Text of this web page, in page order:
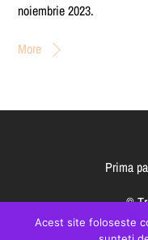
noiembrie 2023.
More
Prima
©
Acest site foloseste